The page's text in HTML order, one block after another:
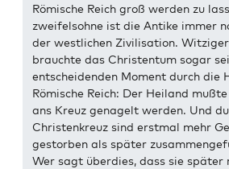
Römische Reich groß werden zu
zweifelsohne ist die Antike immer
der westlichen Zivilisation.
brauchte das Christentum sogar
entscheidenden Moment durch die
Römische Reich: Der Heiland
ans Kreuz genagelt werden. Und
Christenkreuz sind erstmal mehr
gestorben als später
Wer sagt überdies, dass sie später